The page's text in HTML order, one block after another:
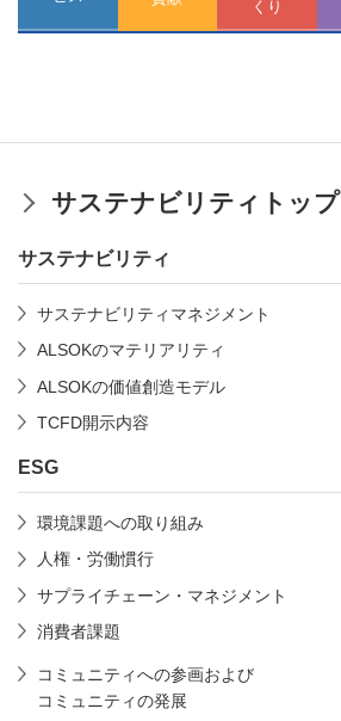
くり
サステナビリティトップ
サステナビリティ
サステナビリティマネジメント
ALSOKのマテリアリティ
ALSOKの価値創造モデル
TCFD開示内容
ESG
環境課題への取り組み
人権・労働慣行
サプライチェーン・マネジメント
消費者課題
コミュニティへの参画および
コミュニティの発展